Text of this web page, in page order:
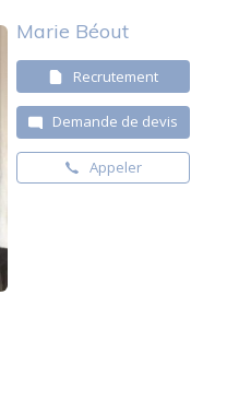
Marie Béout
Recrutement
Demande de devis
Appeler